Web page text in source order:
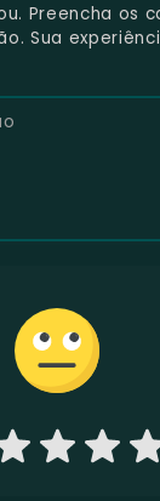
Preencha os
Sua